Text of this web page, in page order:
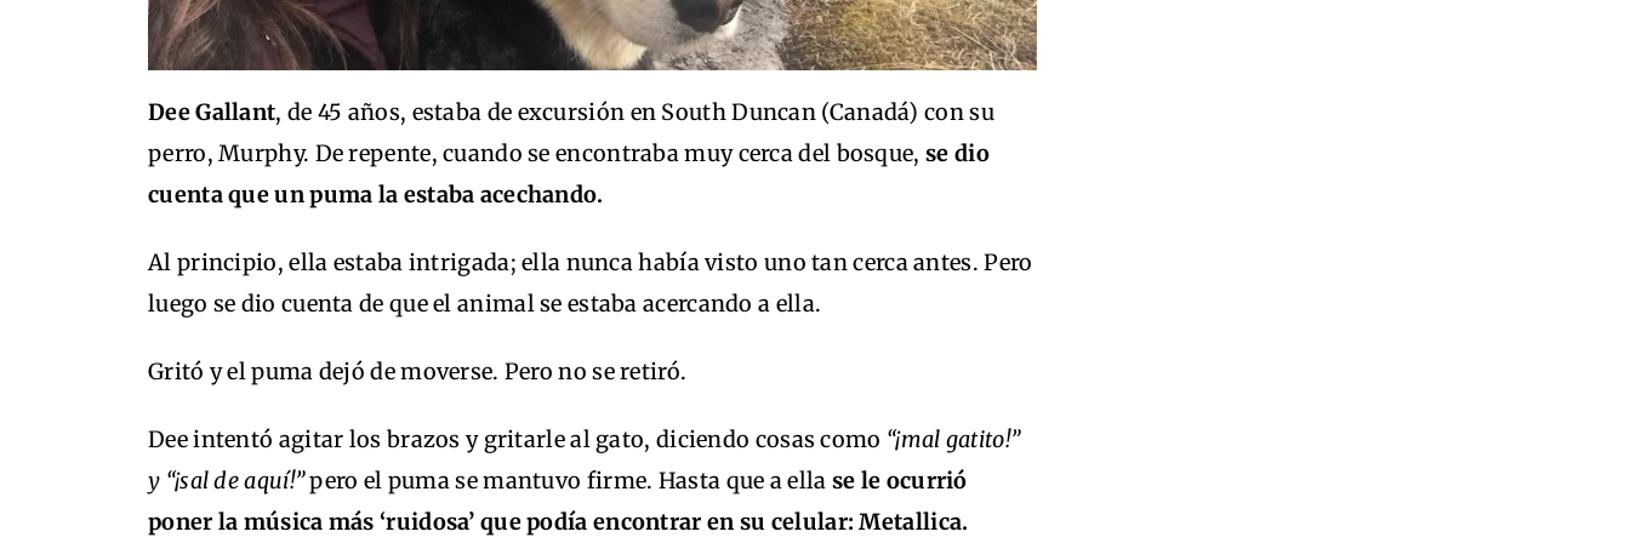
Dee Gallant, de 45 años, estaba de excursión en South Duncan (Canadá) con su
perro, Murphy. De repente, cuando se encontraba muy cerca del bosque, se dio
cuenta que un puma la estaba acechando.
Al principio, ella estaba intrigada; ella nunca había visto uno tan cerca antes. Pero
luego se dio cuenta de que el animal se estaba acercando a ella.
Gritó y el puma dejó de moverse. Pero no se retiró.
Dee intentó agitar los brazos y gritarle al gato, diciendo cosas como “¡mal gatito!”
y “¡sal de aquí!”pero el puma se mantuvo firme. Hasta que a ella se le ocurrió
poner la música más ‘ruidosa’ que podía encontrar en su celular: Metallica.